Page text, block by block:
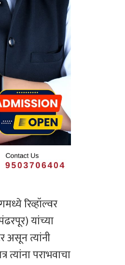
रिव्हॉल्वर
यांच्या
असून त्यांनी
त्यांना पराभवाचा